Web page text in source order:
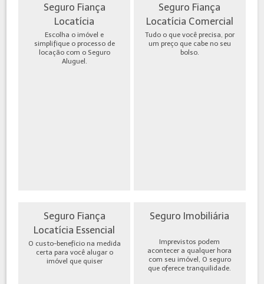
Seguro Fiança
Locatícia
Escolha o imóvel e
simplifique o processo de
locação com o Seguro
Aluguel.
Seguro Fiança
Locatícia Comercial
Tudo o que você precisa, por
um preço que cabe no seu
bolso.
Seguro Fiança
Locatícia Essencial
O custo-benefício na medida
certa para você alugar o
imóvel que quiser
Seguro Imobiliária
Imprevistos podem
acontecer a qualquer hora
com seu imóvel, O seguro
que oferece tranquilidade.